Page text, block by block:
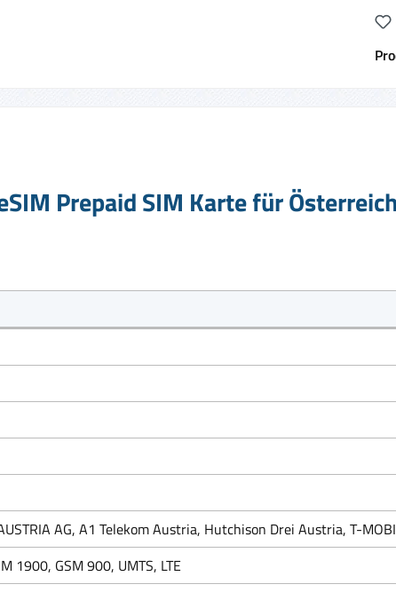
Prepaid SIM Karte für
AG, A1 Telekom Austria, Hutchison Drei Austria, T-
1900, GSM 900, UMTS, LTE